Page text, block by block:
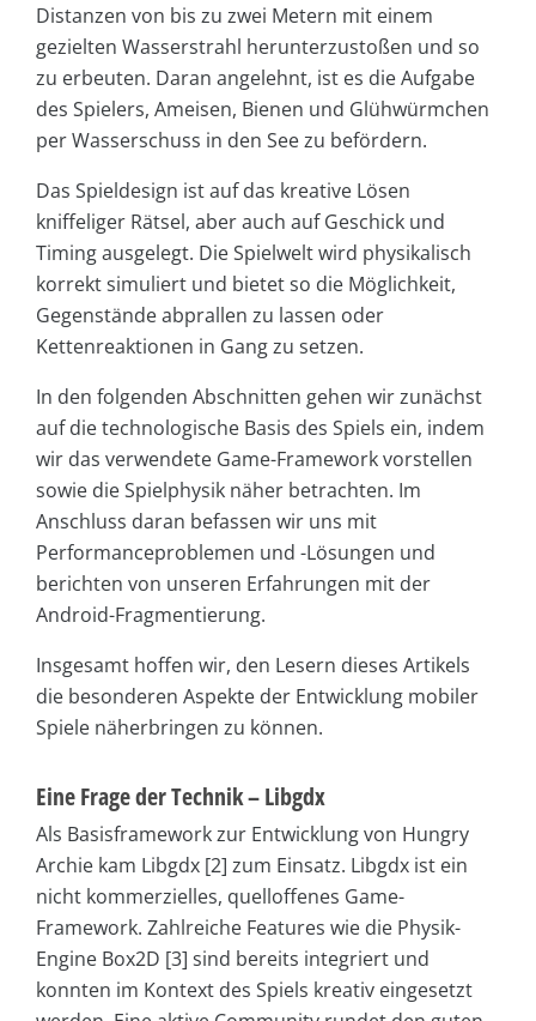
Distanzen von bis zu zwei Metern mit einem
gezielten Wasserstrahl herunterzustoßen und so
zu erbeuten. Daran angelehnt, ist es die Aufgabe
des Spielers, Ameisen, Bienen und Glühwürmchen
per Wasserschuss in den See zu befördern.
Das Spieldesign ist auf das kreative Lösen
kniffeliger Rätsel, aber auch auf Geschick und
Timing ausgelegt. Die Spielwelt wird physikalisch
korrekt simuliert und bietet so die Möglichkeit,
Gegenstände abprallen zu lassen oder
Kettenreaktionen in Gang zu setzen.
In den folgenden Abschnitten gehen wir zunächst
auf die technologische Basis des Spiels ein, indem
wir das verwendete Game-Framework vorstellen
sowie die Spielphysik näher betrachten. Im
Anschluss daran befassen wir uns mit
Performanceproblemen und -Lösungen und
berichten von unseren Erfahrungen mit der
Android-Fragmentierung.
Insgesamt hoffen wir, den Lesern dieses Artikels
die besonderen Aspekte der Entwicklung mobiler
Spiele näherbringen zu können.
Eine Frage der Technik – Libgdx
Als Basisframework zur Entwicklung von Hungry
Archie kam Libgdx [2] zum Einsatz. Libgdx ist ein
nicht kommerzielles, quelloffenes Game-
Framework. Zahlreiche Features wie die Physik-
Engine Box2D [3] sind bereits integriert und
konnten im Kontext des Spiels kreativ eingesetzt